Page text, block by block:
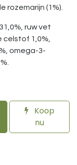
rozemarijn (1%).
ruw vet
celstof 1,0%,
omega-3-
Koop
nu